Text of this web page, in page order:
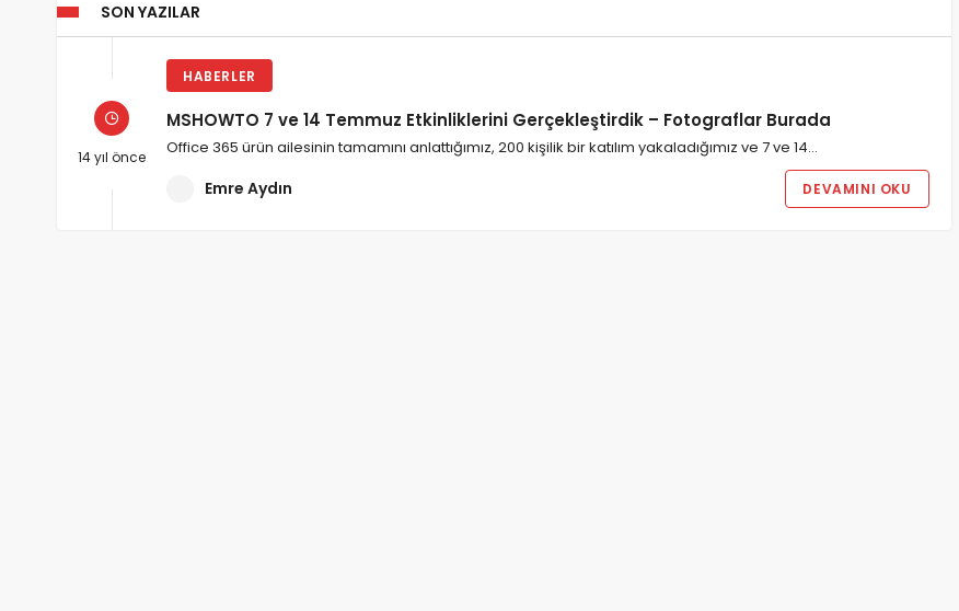
SON YAZILAR
14 yıl önce
HABERLER
MSHOWTO 7 ve 14 Temmuz Etkinliklerini Gerçekleştirdik – Fotograflar Burada
Office 365 ürün ailesinin tamamını anlattığımız, 200 kişilik bir katılım yakaladığımız ve 7 ve 14…
Emre Aydın DEVAMINI OKU